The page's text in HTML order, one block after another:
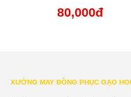
80,000đ
XƯỞNG MAY ĐỒNG PHỤC GẠO